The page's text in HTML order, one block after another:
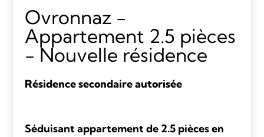
Ovronnaz -
Appartement 2.5 pièces
- Nouvelle résidence
Résidence secondaire autorisée
Séduisant appartement de 2.5 pièces en